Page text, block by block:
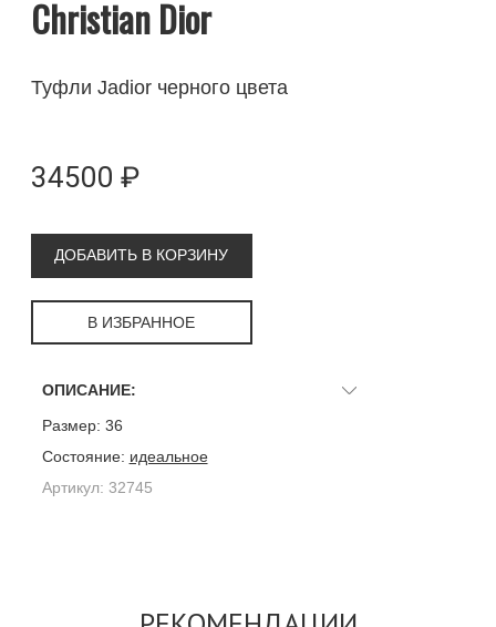
Christian Dior
Туфли Jadior черного цвета
34500 ₽
ДОБАВИТЬ В КОРЗИНУ
В ИЗБРАННОЕ
ОПИСАНИЕ:
Размер: 36
Состояние: идеальное
Артикул: 32745